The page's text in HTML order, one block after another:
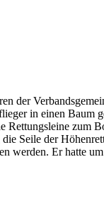
der
in einen
Rettungsleine zum
Seile der
werden. Er hatte